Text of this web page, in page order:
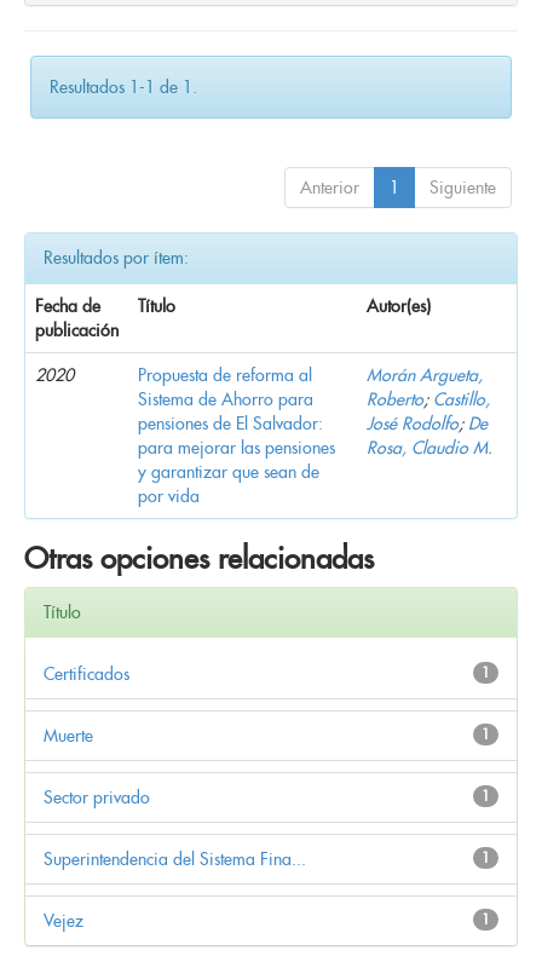
Resultados 1-1 de 1.
Anterior 1 Siguiente
Resultados por ítem:
Fecha de
publicación
Título Autor(es)
2020
Propuesta de reforma al
Sistema de Ahorro para
pensiones de El Salvador:
para mejorar las pensiones
y garantizar que sean de
por vida
Morán Argueta,
Roberto; Castillo,
José Rodolfo; De
Rosa, Claudio M.
Otras opciones relacionadas
Título
1
Certificados
1
Muerte
1
Sector privado
1
Superintendencia del Sistema Fina...
1
Vejez